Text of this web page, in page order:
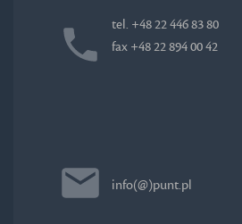
tel. +48 22 446 83 80
fax +48 22 894 00 42
info(@)punt.pl